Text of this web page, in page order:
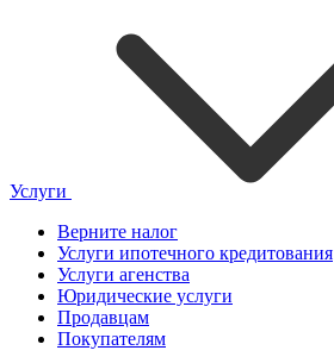
Услуги
Верните налог
Услуги ипотечного кредитования
Услуги агенства
Юридические услуги
Продавцам
Покупателям